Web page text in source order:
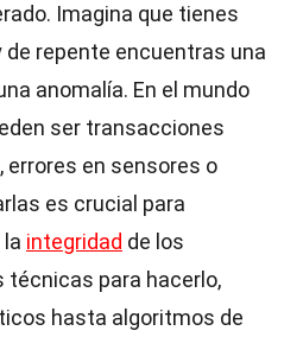
Imagina que tienes
de repente encuentras una
anomalía. En el mundo
ser transacciones
en sensores o
es crucial para
integridad de los
para hacerlo,
hasta algoritmos de